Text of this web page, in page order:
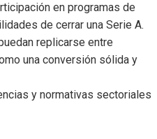
en programas de
de cerrar una Serie A.
replicarse entre
una conversión sólida y
y normativas sectoriales